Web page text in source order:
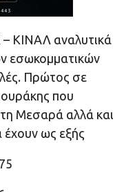
ΚΙΝΑΛ αναλυτικά
εσωκομματικών
Πρώτος σε
που
Μεσαρά αλλά και
έχουν ως εξής